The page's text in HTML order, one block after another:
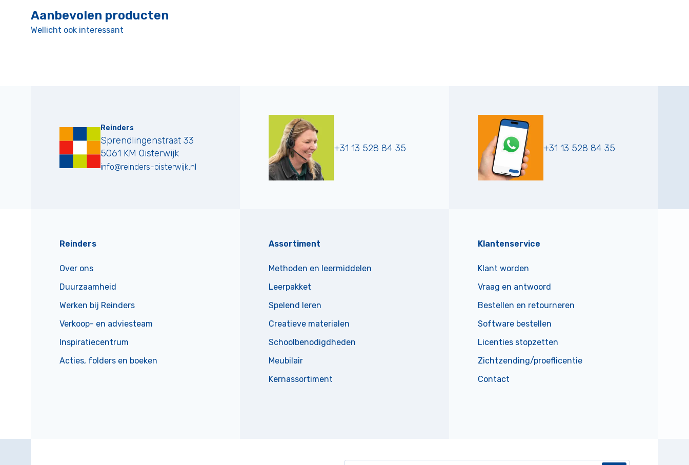
Aanbevolen producten
Wellicht ook interessant
Reinders
Sprendlingenstraat 33
5061 KM Oisterwijk
info@reinders-oisterwijk.nl
+31 13 528 84 35 +31 13 528 84 35
Reinders
Over ons
Duurzaamheid
Werken bij Reinders
Verkoop- en adviesteam
Inspiratiecentrum
Acties, folders en boeken
Assortiment
Methoden en leermiddelen
Leerpakket
Spelend leren
Creatieve materialen
Schoolbenodigdheden
Meubilair
Kernassortiment
Klantenservice
Klant worden
Vraag en antwoord
Bestellen en retourneren
Software bestellen
Licenties stopzetten
Zichtzending/proeflicentie
Contact